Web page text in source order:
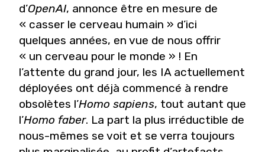
d’OpenAI, annonce être en mesure de
« casser le cerveau humain » d’ici
quelques années, en vue de nous offrir
« un cerveau pour le monde » ! En
l’attente du grand jour, les IA actuellement
déployées ont déjà commencé à rendre
obsolètes l’Homo sapiens, tout autant que
l’Homo faber. La part la plus irréductible de
nous-mêmes se voit et se verra toujours